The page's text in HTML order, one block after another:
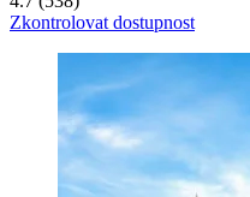
Zkontrolovat dostupnost